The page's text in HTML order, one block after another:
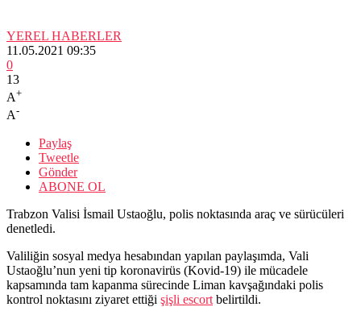
YEREL HABERLER
11.05.2021 09:35
0
13
A+
A-
Paylaş
Tweetle
Gönder
ABONE OL
Trabzon Valisi İsmail Ustaoğlu, polis noktasında araç ve sürücüleri
denetledi.
Valiliğin sosyal medya hesabından yapılan paylaşımda, Vali
Ustaoğlu’nun yeni tip koronavirüs (Kovid-19) ile mücadele
kapsamında tam kapanma sürecinde Liman kavşağındaki polis
kontrol noktasını ziyaret ettiği şişli escort belirtildi.